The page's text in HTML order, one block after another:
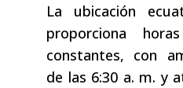
La ubicación
proporciona
constantes, con
de las 6:30 a. m. y